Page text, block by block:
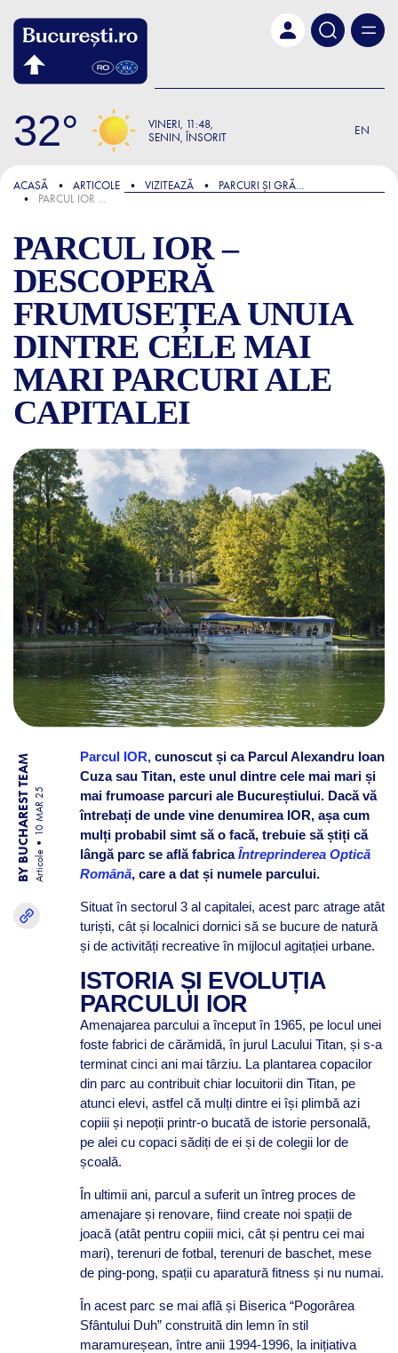
32 VINERI 11:48
SENIN, ÎNSORIT
EN
FOCUS
ACASĂ ARTICOLE VIZITEAZĂ
PARCURI ȘI GRĂDINI
PARCUL IOR – DESCOPERĂ FRUMUSEȚEA UNUIA DINTRE CELE MAI MARI PARCURI ALE CAPITALEI
PARCUL IOR –
DESCOPERĂ
FRUMUSEȚEA UNUIA
DINTRE CELE MAI
MARI PARCURI ALE
CAPITALEI
PARCUL IOR –
BY BUCHAREST TEAM Articole
10 MAR 25
Parcul IOR, cunoscut și ca Parcul Alexandru Ioan
Cuza sau Titan, este unul dintre cele mai mari și
mai frumoase parcuri ale Bucureștiului. Dacă vă
întrebați de unde vine denumirea IOR, așa cum
mulți probabil simt să o facă, trebuie să știți că
lângă parc se află fabricaÎntreprinderea Optică
Română, care a dat și numele parcului.
Situat în sectorul 3 al capitalei, acest parc atrage atât
turiști, cât și localnici dornici să se bucure de natură
și de activități recreative în mijlocul agitației urbane.
ISTORIA ȘI EVOLUȚIA
PARCULUI IOR
Amenajarea parcului a început în 1965, pe locul unei
foste fabrici de cărămidă, în jurul Lacului Titan, și s-a
terminat cinci ani mai târziu. La plantarea copacilor
din parc au contribuit chiar locuitorii din Titan, pe
atunci elevi, astfel că mulți dintre ei își plimbă azi
copiii și nepoții printr-o bucată de istorie personală,
pe alei cu copaci sădiți de ei și de colegii lor de
școală.
În ultimii ani, parcul a suferit un întreg proces de
amenajare și renovare, fiind create noi spații de
joacă (atât pentru copiii mici, cât și pentru cei mai
mari), terenuri de fotbal, terenuri de baschet, mese
de ping-pong, spații cu aparatură fitness și nu numai.
În acest parc se mai află și Biserica “Pogorârea
Sfântului Duh” construită din lemn în stil
maramureșean, între anii 1994-1996, la inițiativa